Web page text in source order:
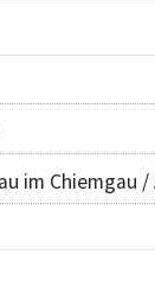
im Chiemgau /